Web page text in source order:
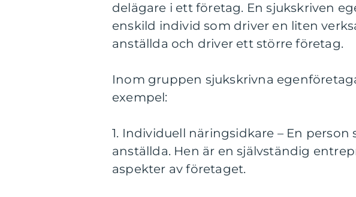
delägare i ett företag. En sjukskriven
enskild individ som driver en liten
anställda och driver ett större företag.
Inom gruppen sjukskrivna
exempel:
1. Individuell näringsidkare – En
anställda. Hen är en självständig
aspekter av företaget.